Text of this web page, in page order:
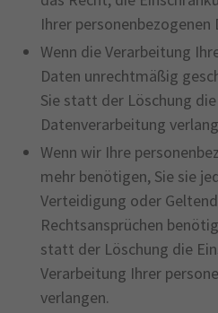
Ihrer personenbezogenen
Wenn die Verarbeitung
Daten unrechtmäßig
Sie statt der Löschung
Datenverarbeitung
Wenn wir Ihre
mehr benötigen, Sie sie
Verteidigung oder
Rechtsansprüchen
statt der Löschung die
Verarbeitung Ihrer
verlangen.